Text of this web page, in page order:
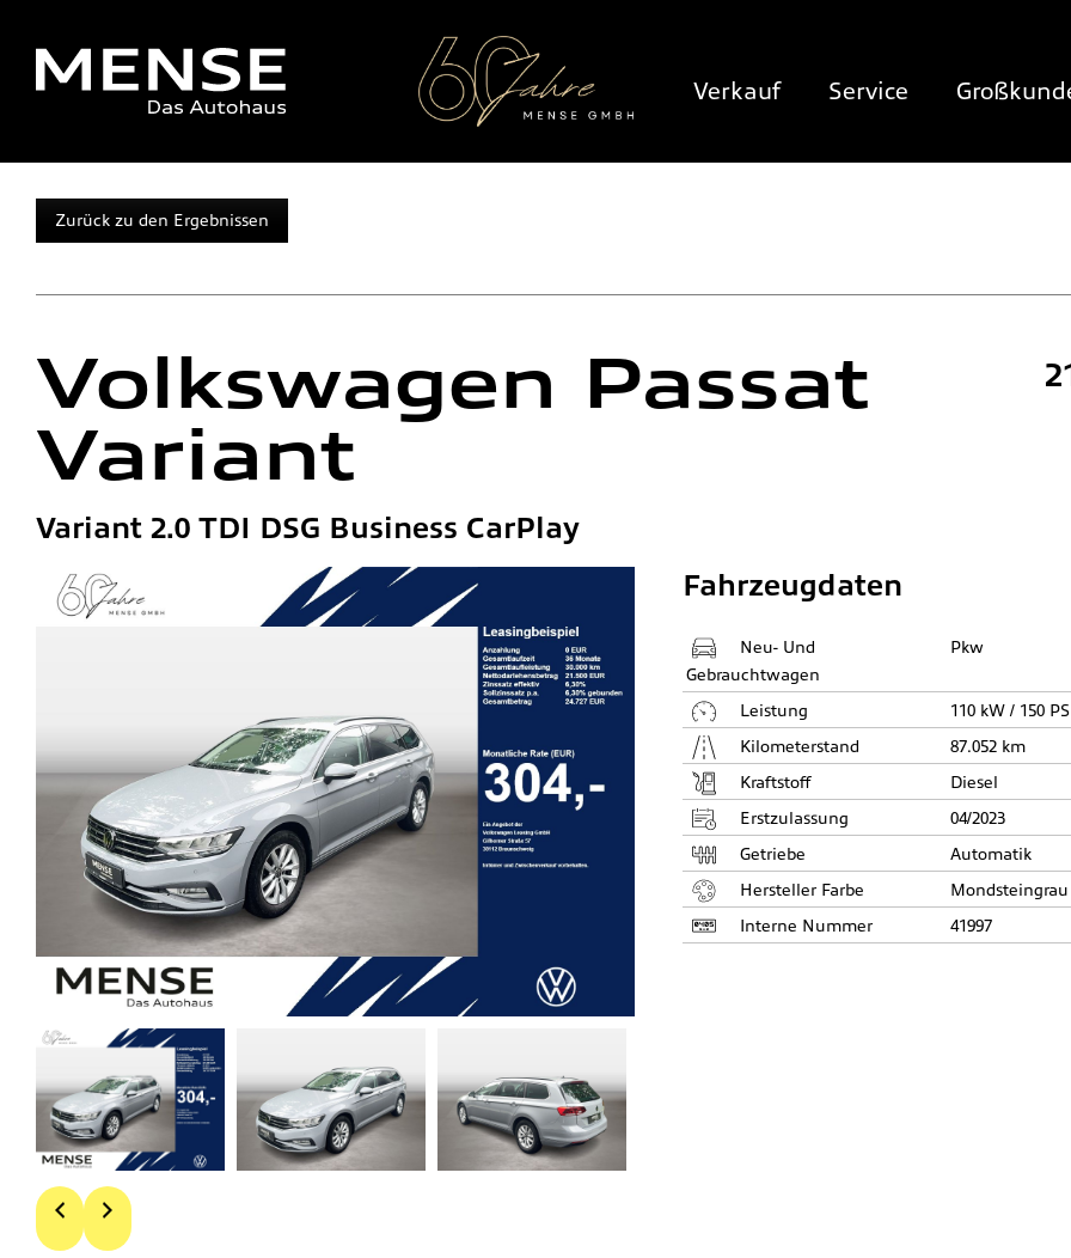
Verkauf Service
Zurück zu den Ergebnissen
Volkswagen Passat
Variant
Variant 2.0 TDI DSG Business CarPlay
Fahrzeugdaten
Neu- Und
Gebrauchtwagen
Pkw
Leistung
110 kW / 150 PS
Kilometerstand
87.052 km
Kraftstoff
Diesel
Erstzulassung
04/2023
Getriebe
Automatik
Hersteller Farbe
Mondsteingrau
Interne Nummer
41997